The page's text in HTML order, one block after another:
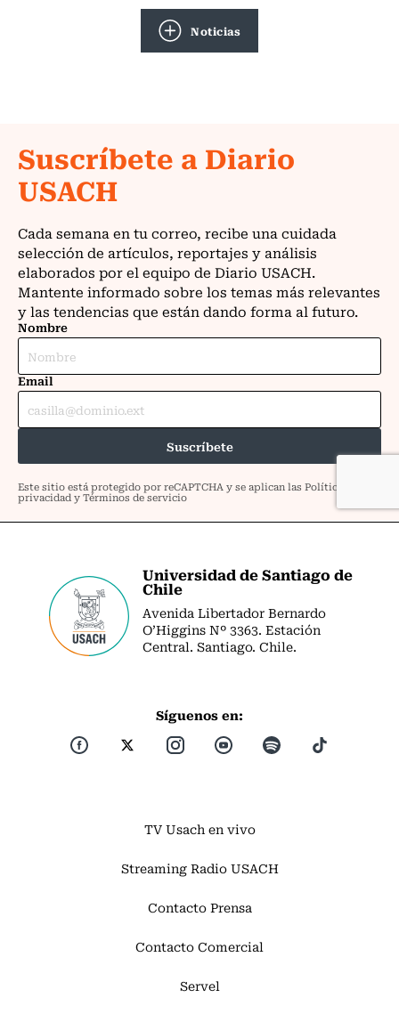
Noticias
Universidad de Santiago de
Chile
Avenida Libertador Bernardo
O’Higgins Nº 3363. Estación
Central. Santiago. Chile.
Síguenos en:
TV Usach en vivo
Streaming Radio USACH
Contacto Prensa
Contacto Comercial
Servel